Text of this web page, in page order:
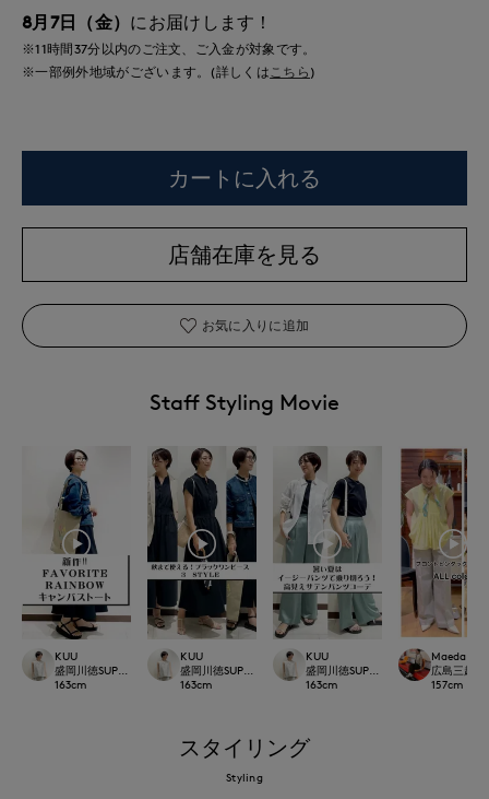
8月7日（金） にお届けします！
※11時間37分以内のご注文、ご入金が対象です。
※一部例外地域がございます。(詳しくは こちら )
カートに入れる
店舗在庫を見る
お気に入りに追加
Staff Styling Movie
KUU
盛岡川徳SUPERIOR CLOSET
163cm
KUU
盛岡川徳SUPERIOR CLOSET
163cm
KUU
盛岡川徳SUPERIOR CLOSET
163cm
Maeda
広島三越
157cm
スタイリング
Styling